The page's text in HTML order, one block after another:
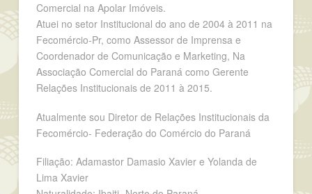
Comercial na Apolar Imóveis.
Atuei no setor Institucional do ano de 2004 à 2011 na
Fecomércio-Pr, como Assessor de Imprensa e
Coordenador de Comunicação e Marketing, Na
Associação Comercial do Paraná como Gerente
Relações Institucionais de 2011 à 2015.
Atualmente sou Diretor de Relações Institucionais da
Fecomércio- Federação do Comércio do Paraná
Filiação: Adamastor Damasio Xavier e Yolanda de
Lima Xavier